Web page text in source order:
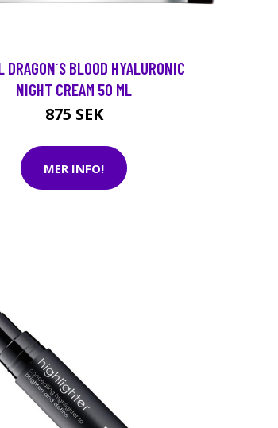
DRAGON´S BLOOD HYALURONIC
NIGHT CREAM 50 ML
875 SEK
MER INFO!